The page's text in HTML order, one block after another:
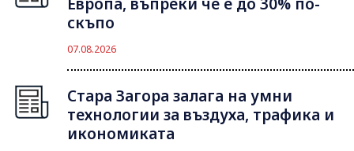
Европа, въпреки че е до 30% по-
скъпо
07.08.2026
Стара Загора залага на умни
технологии за въздуха, трафика и
икономиката